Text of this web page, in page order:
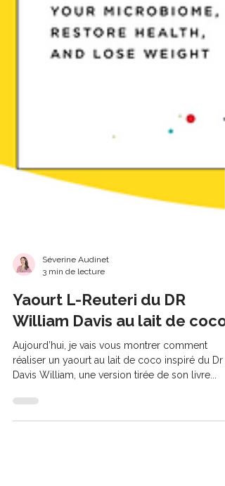
3 min de lecture
Yaourt L-Reuteri du DR
William Davis au lait de coco
Aujourd’hui, je vais vous montrer comment